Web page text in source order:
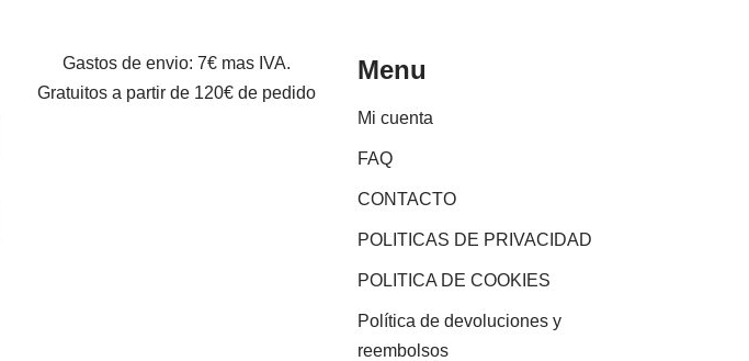
Gastos de envio: 7€ mas IVA.
Gratuitos a partir de 120€ de pedido
Menu
Mi cuenta
FAQ
CONTACTO
POLITICAS DE PRIVACIDAD
POLITICA DE COOKIES
Política de devoluciones y
reembolsos